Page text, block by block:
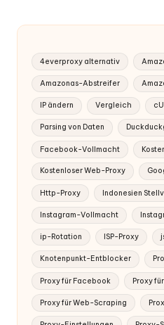
4everproxy alternativ
Amazonas-Abstreifer
IP ändern Vergleich
Parsing von Daten
Facebook-Vollmacht
Kostenloser Web-Proxy
Http-Proxy Indonesien
Instagram-Vollmacht
ip-Rotation ISP-Proxy
Knotenpunkt-Entblocker
Proxy für Facebook Proxy
Proxy für Web-Scraping